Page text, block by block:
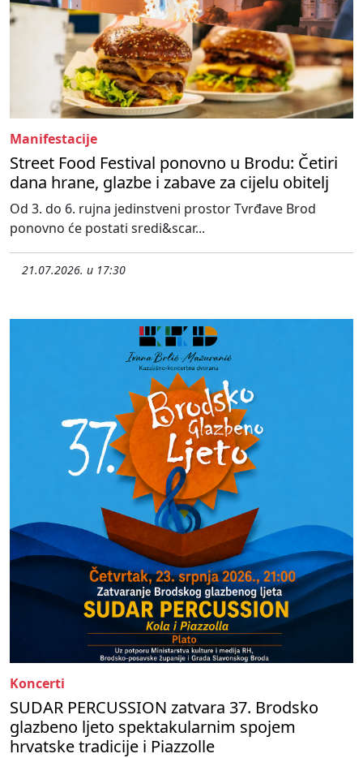
Manifestacije
Street Food Festival ponovno u Brodu: Četiri
dana hrane, glazbe i zabave za cijelu obitelj
Od 3. do 6. rujna jedinstveni prostor Tvrđave Brod
ponovno će postati sredi&scar...
21.07.2026. u 17:30
Koncerti
SUDAR PERCUSSION zatvara 37. Brodsko
glazbeno ljeto spektakularnim spojem
hrvatske tradicije i Piazzolle